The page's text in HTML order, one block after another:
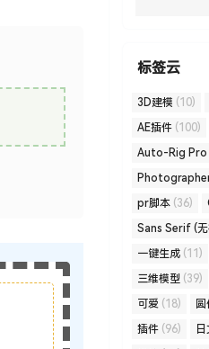
标签云
3D建模 (10)
AE插件 (100)
Auto-Rig Pro
pr脚本 (36)
Sans Serif (无
一键生成 (11)
三维模型 (39)
可爱 (18)
插件 (96)